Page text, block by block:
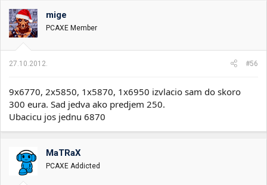
mige
PCAXE Member
27.10.2012. #56
9x6770, 2x5850, 1x5870, 1x6950 izvlacio sam do skoro
300 eura. Sad jedva ako predjem 250.
Ubacicu jos jednu 6870
MaTRaX
PCAXE Addicted